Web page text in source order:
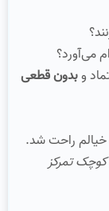
می‌آورد؟
وبدون قطعی
خیالم راحت شد.
تمرکز